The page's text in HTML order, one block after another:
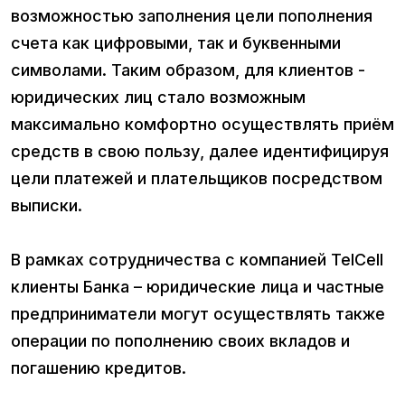
возможностью заполнения цели пополнения
счета как цифровыми, так и буквенными
символами. Таким образом, для клиентов -
юридических лиц стало возможным
максимально комфортно осуществлять приём
средств в свою пользу, далее идентифицируя
цели платежей и плательщиков посредством
выписки.
В рамках сотрудничества с компанией TelCell
клиенты Банка – юридические лица и частные
предприниматели могут осуществлять также
операции по пополнению своих вкладов и
погашению кредитов.